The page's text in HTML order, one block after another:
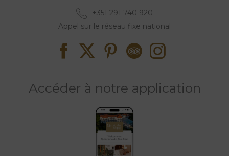
+351 291 740 920
Appel sur le réseau fixe national
Accéder à notre application